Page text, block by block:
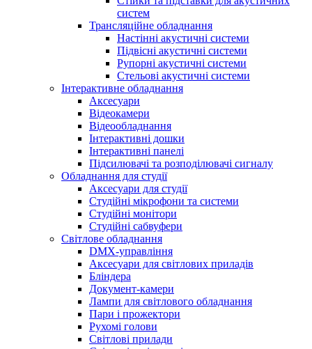
систем
Трансляційне обладнання
Настінні акустичні системи
Підвісні акустичні системи
Рупорні акустичні системи
Стельові акустичні системи
Інтерактивне обладнання
Аксесуари
Відеокамери
Відеообладнання
Інтерактивні дошки
Інтерактивні панелі
Підсилювачі та розподілювачі сигналу
Обладнання для студії
Аксесуари для студії
Студійні мікрофони та системи
Студійні монітори
Студійні сабвуфери
Світлове обладнання
DMX-управління
Аксесуари для світлових приладів
Бліндера
Документ-камери
Лампи для світлового обладнання
Пари і прожектори
Рухомі голови
Світлові прилади